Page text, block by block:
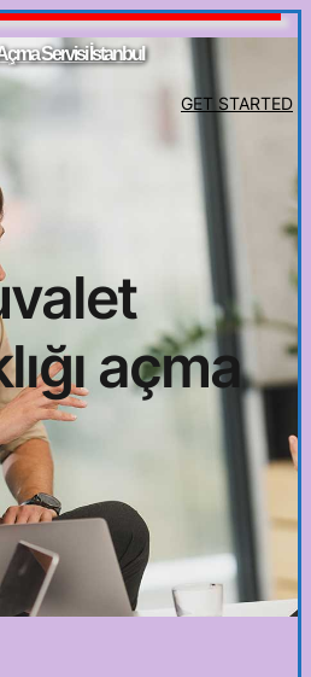
Servisi İstanbul
GET STARTED
açma